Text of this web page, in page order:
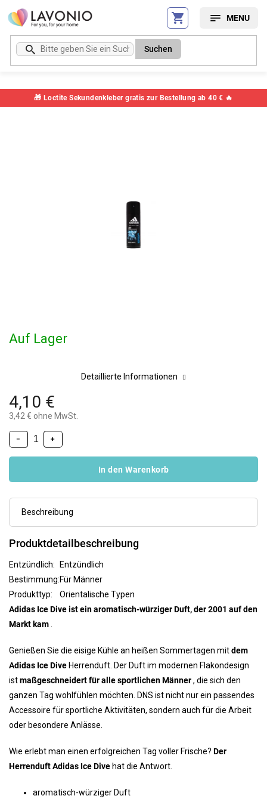
Zum
Inhalt
springen
🎁 Loctite Sekundenkleber gratis zur Bestellung ab 40 € 🔥
Suchen
Artikelnummer:
4,10 €
3,42 € ohne MwSt.
Auf Lager
+
−
In den Warenkorb
Detaillierte Informationen
Beschreibung
Produktdetailbeschreibung
Entzündlich:
Entzündlich
Bestimmung:Für Männer
Produkttyp:
Orientalische Typen
Adidas Ice Dive ist ein aromatisch-würziger Duft, der 2001 auf den
Markt kam
Genießen Sie die eisige Kühle an heißen Sommertagen mitdem
Adidas Ice Dive Herrenduft. Der Duft im modernen Flakondesign
istmaßgeschneidert für alle sportlichen Männer, die sich den
ganzen Tag wohlfühlen möchten. DNS ist nicht nur ein passendes
Accessoire für sportliche Aktivitäten, sondern auch für die Arbeit
oder besondere Anlässe.
Wie erlebt man einen erfolgreichen Tag voller Frische? Der
Herrenduft Adidas Ice Dive hat die Antwort.
aromatisch-würziger Duft